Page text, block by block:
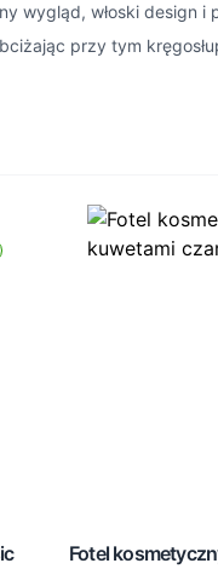
wygląd, włoski design
przy tym
Fotel